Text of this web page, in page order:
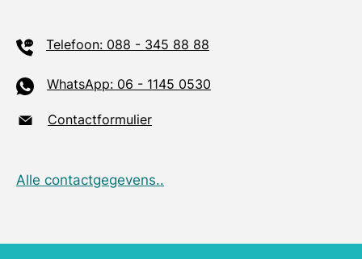
Telefoon: 088 - 345 88 88
WhatsApp: 06 - 1145 0530
Contactformulier
Alle contactgegevens..